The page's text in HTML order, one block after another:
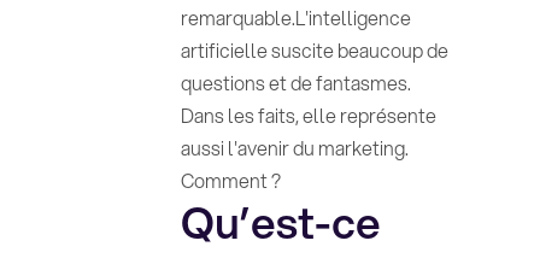
remarquable.L'intelligence
artificielle suscite beaucoup de
questions et de fantasmes.
Dans les faits, elle représente
aussi l'avenir du marketing.
Comment ?
Qu’est-ce